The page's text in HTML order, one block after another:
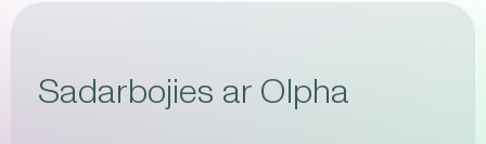
Sadarbojies ar Olpha